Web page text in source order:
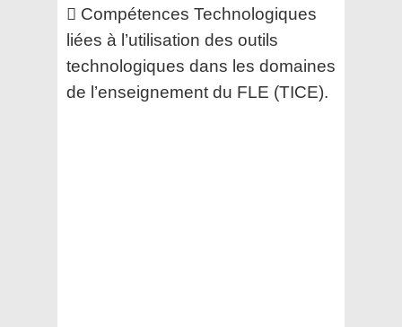
 Compétences Technologiques
liées à l’utilisation des outils
technologiques dans les domaines
de l’enseignement du FLE (TICE).